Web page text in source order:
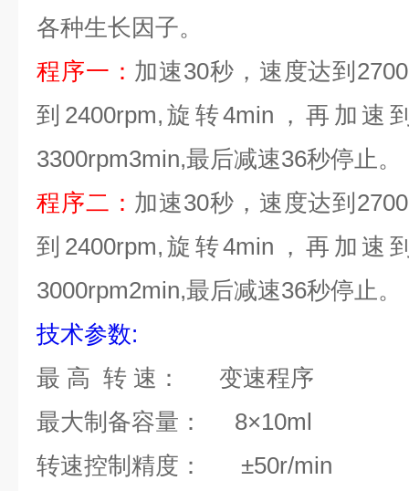
各种生长因子。
程序一 ： 加速30秒，速度达到
到 2400rpm, 旋转4min ，再加速
3300rpm3min,最后减速36秒停止。
程序二： 加速30秒，速度达到
到 2400rpm, 旋转4min ，再加速
3000rpm2min,最后减速36秒停止。
技术参数:
最 高 转 速：
变速程序
最大制备容量：
8×10ml
转速控制精度：
±50r/min